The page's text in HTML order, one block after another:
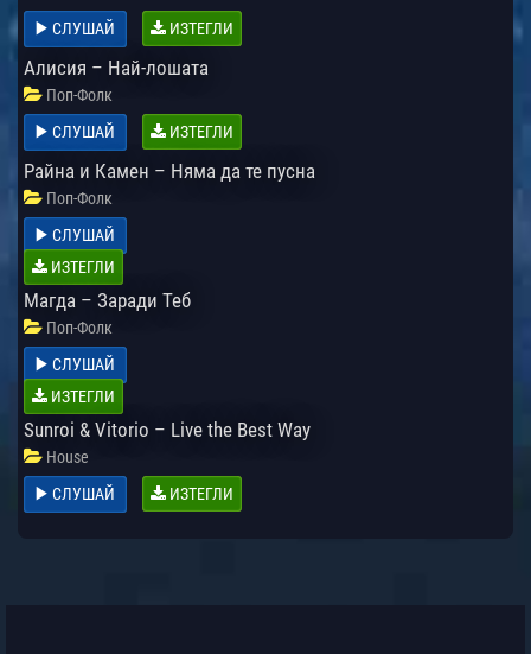
СЛУШАЙ
ИЗТЕГЛИ
Алисия – Най-лошата
Поп-Фолк
СЛУШАЙ
ИЗТЕГЛИ
Райна и Камен – Няма да те пусна
Поп-Фолк
СЛУШАЙ
ИЗТЕГЛИ
Магда – Заради Теб
Поп-Фолк
СЛУШАЙ
ИЗТЕГЛИ
Sunroi & Vitorio – Live the Best Way
House
СЛУШАЙ
ИЗТЕГЛИ